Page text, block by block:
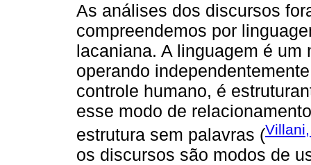
As análises dos discursos
compreendemos por
lacaniana. A linguagem é
operando
controle humano, é
esse modo de
estrutura sem palavras (
os discursos são modos de